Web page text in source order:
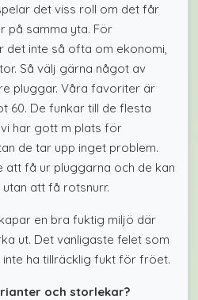
det viss roll om det får
på samma yta. För
det inte så ofta om ekonomi,
Så välj gärna något av
pluggar. Våra favoriter är
60. De funkar till de flesta
har gott m plats för
de tar upp inget problem.
att få ur pluggarna och de kan
att få rotsnurr.
en bra fuktig miljö där
ut. Det vanligaste felet som
ha tillräcklig fukt för fröet.
och storlekar?